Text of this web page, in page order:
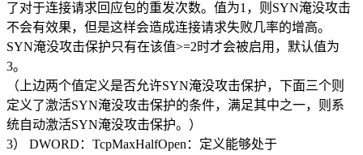
了对于连接请求回应包的重发次数。值为1，则SYN淹没攻击
不会有效果，但是这样会造成连接请求失败几率的增高。
SYN淹没攻击保护只有在该值>=2时才会被启用，默认值为
3。
（上边两个值定义是否允许SYN淹没攻击保护，下面三个则
定义了激活SYN淹没攻击保护的条件，满足其中之一，则系
统自动激活SYN淹没攻击保护。）
3） DWORD：TcpMaxHalfOpen：定义能够处于